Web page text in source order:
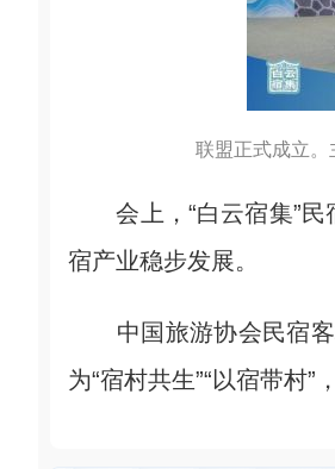
联盟正式成立。
会上，“白云宿集”民
宿产业稳步发展。
中国旅游协会民宿客
为“宿村共生”“以宿带村”